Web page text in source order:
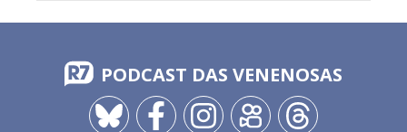
PODCAST DAS VENENOSAS